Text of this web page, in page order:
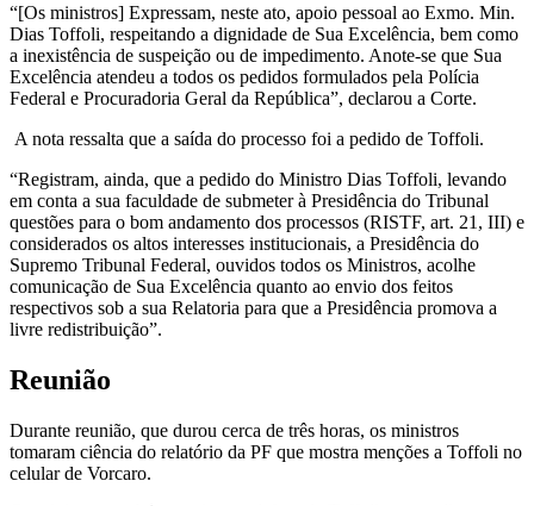
“[Os ministros] Expressam, neste ato, apoio pessoal ao Exmo. Min.
Dias Toffoli, respeitando a dignidade de Sua Excelência, bem como
a inexistência de suspeição ou de impedimento. Anote-se que Sua
Excelência atendeu a todos os pedidos formulados pela Polícia
Federal e Procuradoria Geral da República”, declarou a Corte.
A nota ressalta que a saída do processo foi a pedido de Toffoli.
“Registram, ainda, que a pedido do Ministro Dias Toffoli, levando
em conta a sua faculdade de submeter à Presidência do Tribunal
questões para o bom andamento dos processos (RISTF, art. 21, III) e
considerados os altos interesses institucionais, a Presidência do
Supremo Tribunal Federal, ouvidos todos os Ministros, acolhe
comunicação de Sua Excelência quanto ao envio dos feitos
respectivos sob a sua Relatoria para que a Presidência promova a
livre redistribuição”.
Reunião
Durante reunião, que durou cerca de três horas, os ministros
tomaram ciência do relatório da PF que mostra menções a Toffoli no
celular de Vorcaro.